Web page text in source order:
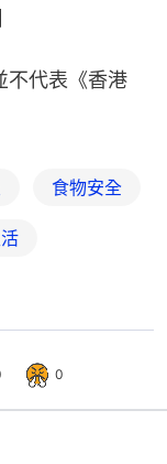
不代表《香港
食物安全
0